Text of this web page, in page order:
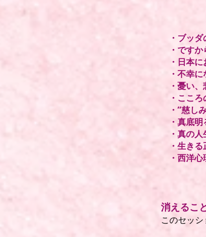
・ブッ
・です
・日本
・不幸
・憂い
・ここ
・“慈し
・真底
・真の
・生き
・西洋
消えるこ
このセッ